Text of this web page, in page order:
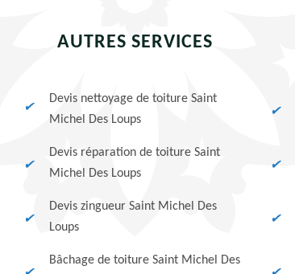
AUTRES SERVICES
Devis nettoyage de toiture Saint
Michel Des Loups
Devis réparation de toiture Saint
Michel Des Loups
Devis zingueur Saint Michel Des
Loups
Bâchage de toiture Saint Michel Des